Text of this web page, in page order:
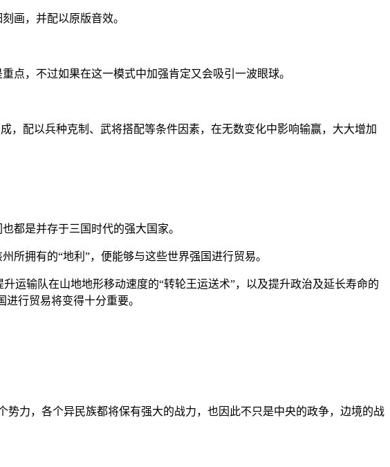
画，并配以原版音效。
点，不过如果在这一模式中加强肯定又会吸引一波眼球。
配以兵种克制、武将搭配等条件因素，在无数变化中影响输赢，大大增加
都是并存于三国时代的强大国家。
所拥有的“地利”，便能够与这些世界强国进行贸易。
运输队在山地地形移动速度的“转轮王运送术”，以及提升政治及延长寿命的
行贸易将变得十分重要。
力，各个异民族都将保有强大的战力，也因此不只是中央的政争，边境的战